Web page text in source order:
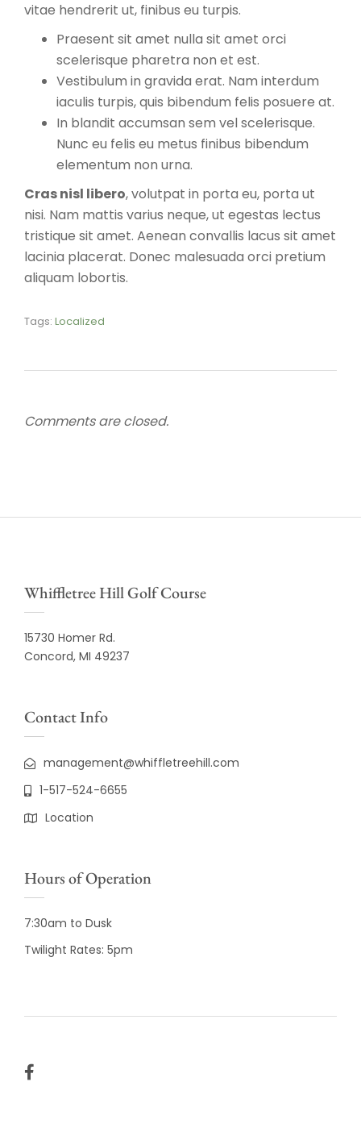
vitae hendrerit ut, finibus eu turpis.
Praesent sit amet nulla sit amet orci
scelerisque pharetra non et est.
Vestibulum in gravida erat. Nam interdum
iaculis turpis, quis bibendum felis posuere at.
In blandit accumsan sem vel scelerisque.
Nunc eu felis eu metus finibus bibendum
elementum non urna.
Cras nisl libero, volutpat in porta eu, porta ut
nisi. Nam mattis varius neque, ut egestas lectus
tristique sit amet. Aenean convallis lacus sit amet
lacinia placerat. Donec malesuada orci pretium
aliquam lobortis.
Tags: Localized
Comments are closed.
Whiffletree Hill Golf Course
15730 Homer Rd.
Concord, MI 49237
Contact Info
management@whiffletreehill.com
1-517-524-6655
Location
Hours of Operation
7:30am to Dusk
Twilight Rates: 5pm